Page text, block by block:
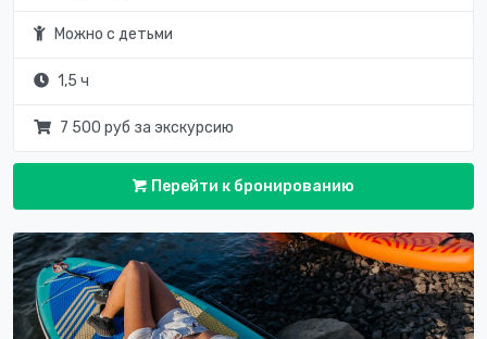
Можно с детьми
1,5 ч
7 500 руб за экскурсию
Перейти к бронированию